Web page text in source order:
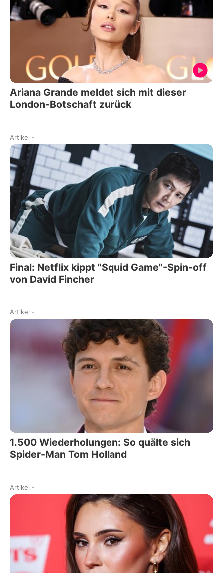
Ariana Grande meldet sich mit dieser
London-Botschaft zurück
Artikel -
Final: Netflix kippt "Squid Game"-Spin-off
von David Fincher
Artikel -
1.500 Wiederholungen: So quälte sich
Spider-Man Tom Holland
Artikel -